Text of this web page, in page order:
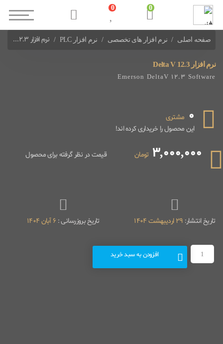
صفحه اصلی نرم افزار های تخصصی نرم افزار PLC
نرم افزارهای PLC سایر شرکت ها
نرم افزار Delta V 12.3
نرم افزار Delta V 12.3
Emerson DeltaV 12.3 Software
0 مشتری
این محصول را خریداری کرده اند!
3,000,000 تومان قیمت در نظر گرفته برای محصول
تاریخ انتشار: 29 اردیبهشت 1404 تاریخ بروزرسانی : 6 آبان 1404
افزودن به سبد خرید
0
0